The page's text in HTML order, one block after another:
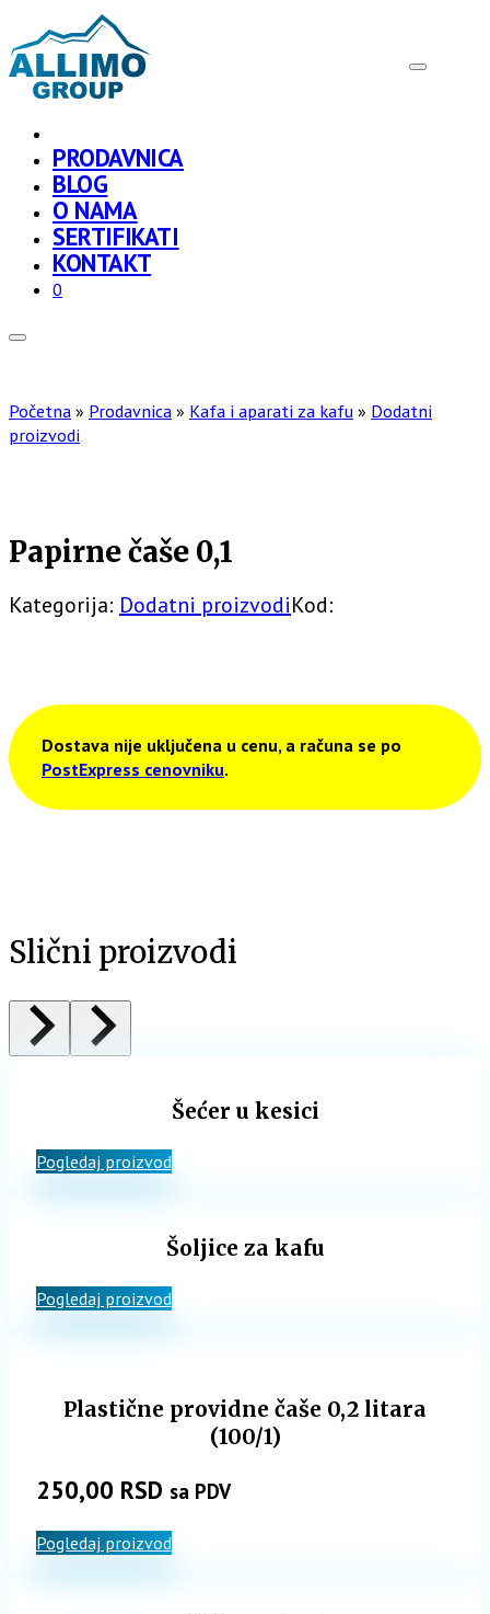
PRODAVNICA
BLOG
O NAMA
SERTIFIKATI
KONTAKT
0
Početna » Prodavnica » Kafa i aparati za kafu » Dodatni
proizvodi
Papirne čaše 0,1
Kategorija: Dodatni proizvodiKod:
Dostava nije uključena u cenu, a računa se po
PostExpress cenovniku.
Slični proizvodi
Šećer u kesici
Pogledaj proizvod
Šoljice za kafu
Pogledaj proizvod
Plastične providne čaše 0,2 litara
(100/1)
250,00 RSD sa PDV
Pogledaj proizvod